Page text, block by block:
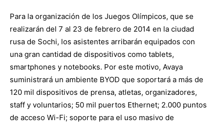
Para la organización de los Juegos Olímpicos, que se
realizarán del 7 al 23 de febrero de 2014 en la ciudad
rusa de Sochi, los asistentes arribarán equipados con
una gran cantidad de dispositivos como tablets,
smartphones y notebooks. Por este motivo, Avaya
suministrará un ambiente BYOD que soportará a más de
120 mil dispositivos de prensa, atletas, organizadores,
staff y voluntarios; 50 mil puertos Ethernet; 2.000 puntos
de acceso Wi-Fi; soporte para el uso masivo de